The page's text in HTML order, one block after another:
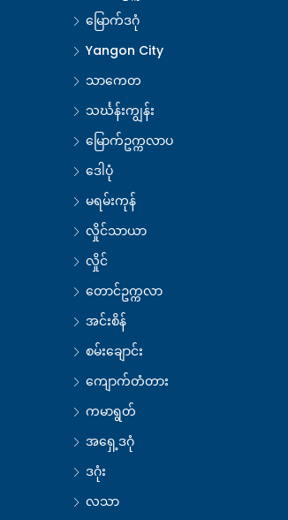
မြောက်ဒဂုံ
Yangon City
သာကေတ
သင်္ဃန်းကျွန်း
မြောက်ဥက္ကလာပ
ဒေါပုံ
မရမ်းကုန်
လှိုင်သာယာ
လှိုင်
တောင်ဥက္ကလာ
အင်းစိန်
စမ်းချောင်း
ကျောက်တံတား
ကမာရွတ်
အရှေ့ဒဂုံ
ဒဂုံး
လသာ